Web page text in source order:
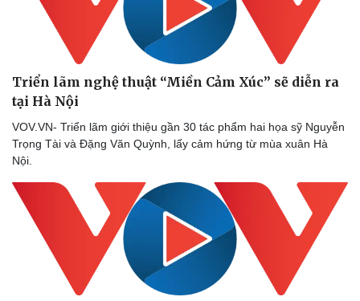
Sức khỏe
Dinh dưỡng - món ngon
Cây thuốc
Sản phụ khoa
Nhi khoa
Nam khoa
Phòng mạch online
Ăn sạch sống khỏe
Đời sống
Nhà đẹp
Blog
Tình yêu - Gia đình
Triển lãm nghệ thuật “Miền Cảm Xúc” sẽ diễn ra
tại Hà Nội
VOV.VN- Triển lãm giới thiệu gần 30 tác phẩm hai họa sỹ Nguyễn
Trọng Tài và Đặng Văn Quỳnh, lấy cảm hứng từ mùa xuân Hà
Nội.